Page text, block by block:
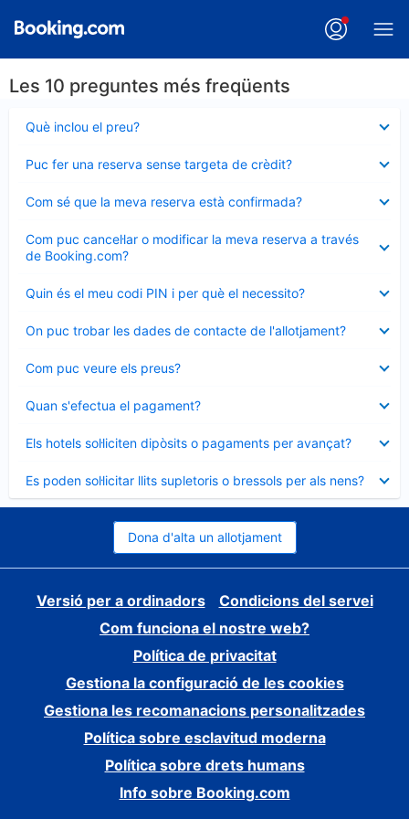
Les 10 preguntes més freqüents
Què inclou el preu?
tancat
Puc fer una reserva sense targeta de crèdit?
tancat
Com sé que la meva reserva està confirmada?
tancat
Com puc cancel·lar o modificar la meva reserva a través
de Booking.com?
tancat
Quin és el meu codi PIN i per què el necessito?
tancat
On puc trobar les dades de contacte de l'allotjament?
tancat
Com puc veure els preus?
tancat
Quan s'efectua el pagament?
tancat
Els hotels sol·liciten dipòsits o pagaments per avançat?
tancat
Es poden sol·licitar llits supletoris o bressols per als nens?
tancat
Dona d'alta un allotjament
Versió per a ordinadors
Condicions del servei
Com funciona el nostre web?
Política de privacitat
Gestiona la configuració de les cookies
Gestiona les recomanacions personalitzades
Política sobre esclavitud moderna
Política sobre drets humans
Info sobre Booking.com